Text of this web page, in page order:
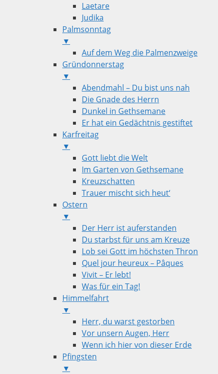
Laetare
Judika
Palmsonntag
▼
Auf dem Weg die Palmenzweige
Gründonnerstag
▼
Abendmahl – Du bist uns nah
Die Gnade des Herrn
Dunkel in Gethsemane
Er hat ein Gedächtnis gestiftet
Karfreitag
▼
Gott liebt die Welt
Im Garten von Gethsemane
Kreuzschatten
Trauer mischt sich heut‘
Ostern
▼
Der Herr ist auferstanden
Du starbst für uns am Kreuze
Lob sei Gott im höchsten Thron
Quel jour heureux – Pâques
Vivit – Er lebt!
Was für ein Tag!
Himmelfahrt
▼
Herr, du warst gestorben
Vor unsern Augen, Herr
Wenn ich hier von dieser Erde
Pfingsten
▼